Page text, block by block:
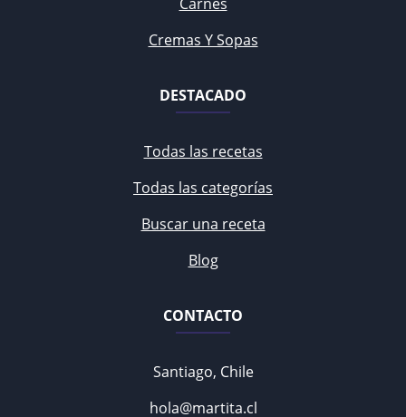
Cremas Y Sopas
DESTACADO
Todas las recetas
Todas las categorías
Buscar una receta
Blog
CONTACTO
Santiago, Chile
hola@martita.cl